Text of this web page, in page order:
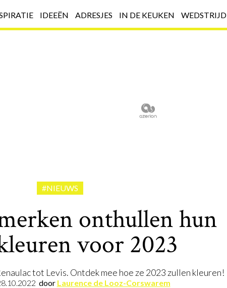
IDEEËN ADRESJES IN DE KEUKEN WEDSTRIJD
#NIEUWS
onthullen hun
voor 2023
tot Levis. Ontdek mee hoe ze 2023 zullen kleuren!
door Laurence de Looz-Corswarem